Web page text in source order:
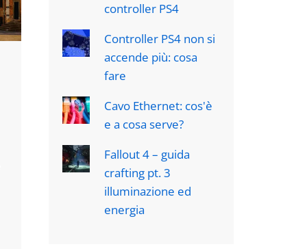
controller PS4
Controller PS4 non si
accende più: cosa
fare
Cavo Ethernet: cos'è
e a cosa serve?
Fallout 4 – guida
crafting pt. 3
illuminazione ed
energia